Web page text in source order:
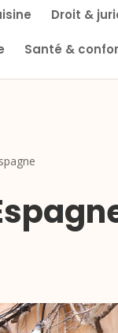
Droit &
Santé &